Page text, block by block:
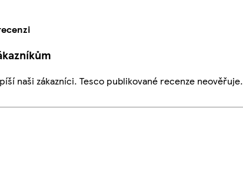
naši zákazníci. Tesco publikované recenze neověřuje.